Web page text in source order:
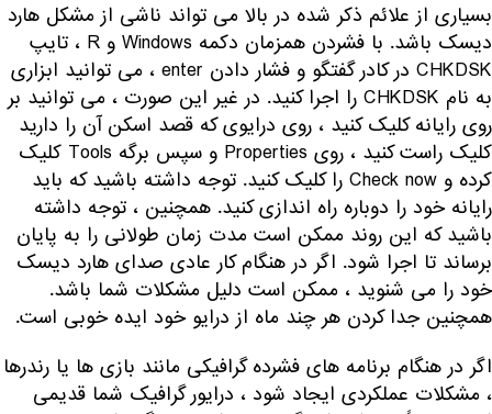
بسیاری از علائم ذکر شده در بالا می تواند ناشی از مشکل هارد
دیسک باشد. با فشردن همزمان دکمه Windows و R ، تایپ
CHKDSK در کادر گفتگو و فشار دادن enter ، می توانید ابزاری
به نام CHKDSK را اجرا کنید. در غیر این صورت ، می توانید بر
روی رایانه کلیک کنید ، روی درایوی که قصد اسکن آن را دارید
کلیک راست کنید ، روی Properties و سپس برگه Tools کلیک
کرده و Check now را کلیک کنید. توجه داشته باشید که باید
رایانه خود را دوباره راه اندازی کنید. همچنین ، توجه داشته
باشید که این روند ممکن است مدت زمان طولانی را به پایان
برساند تا اجرا شود. اگر در هنگام کار عادی صدای هارد دیسک
خود را می شنوید ، ممکن است دلیل مشکلات شما باشد.
همچنین جدا کردن هر چند ماه از درایو خود ایده خوبی است.
اگر در هنگام برنامه های فشرده گرافیکی مانند بازی ها یا رندرها
، مشکلات عملکردی ایجاد شود ، درایور گرافیک شما قدیمی